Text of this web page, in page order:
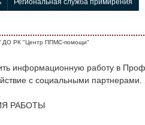
Региональная служба примирения
ДО РК "Центр ППМС-помощи"
информационную работу в
с социальными партнерами.
РАБОТЫ